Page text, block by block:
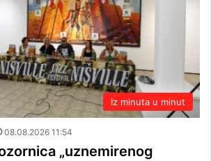
Iz minuta u minut
08.08.2026 11:54
„uznemirenog